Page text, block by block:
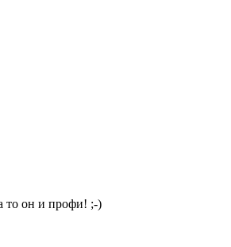
то он и профи! ;-)